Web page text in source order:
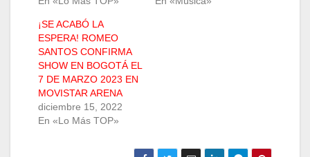
¡SE ACABÓ LA
ESPERA! ROMEO
SANTOS CONFIRMA
SHOW EN BOGOTÁ EL
7 DE MARZO 2023 EN
MOVISTAR ARENA
diciembre 15, 2022
En «Lo Más TOP»